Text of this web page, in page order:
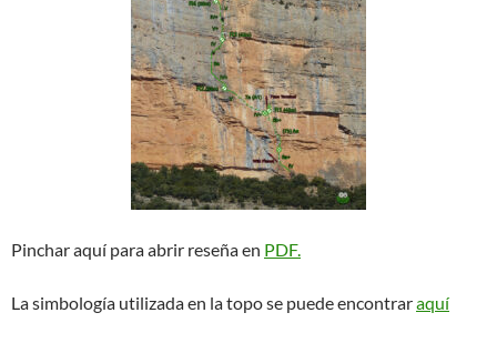
Pinchar aquí para abrir reseña en PDF.
La simbología utilizada en la topo se puede encontraraquí